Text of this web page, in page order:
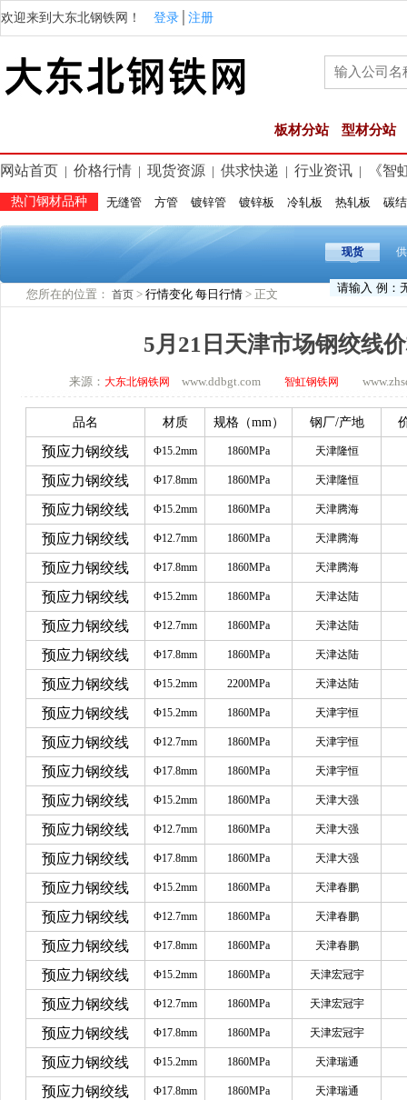
欢迎来到大东北钢铁网！ 登录 注册
板材分站 型材分站
网站首页 价格行情 现货资源 供求快递 行业资讯 《智
热门钢材品种 无缝管 方管 镀锌管 镀锌板 冷轧板 热轧板 碳
现货
您所在的位置： 首页 > 行情变化 每日行情 > 正文
5月21日天津市场钢绞线
来源： 大东北钢铁网 www.ddbgt.com 智虹钢铁网
品名 材质 规格（mm） 钢厂/产地
预应力钢绞线 Φ15.2mm 1860MPa 天津隆恒
预应力钢绞线 Φ17.8mm 1860MPa 天津隆恒
预应力钢绞线 Φ15.2mm 1860MPa 天津腾海
预应力钢绞线 Φ12.7mm 1860MPa 天津腾海
预应力钢绞线 Φ17.8mm 1860MPa 天津腾海
预应力钢绞线 Φ15.2mm 1860MPa 天津达陆
预应力钢绞线 Φ12.7mm 1860MPa 天津达陆
预应力钢绞线 Φ17.8mm 1860MPa 天津达陆
预应力钢绞线 Φ15.2mm 2200MPa 天津达陆
预应力钢绞线 Φ15.2mm 1860MPa 天津宇恒
预应力钢绞线 Φ12.7mm 1860MPa 天津宇恒
预应力钢绞线 Φ17.8mm 1860MPa 天津宇恒
预应力钢绞线 Φ15.2mm 1860MPa 天津大强
预应力钢绞线 Φ12.7mm 1860MPa 天津大强
预应力钢绞线 Φ17.8mm 1860MPa 天津大强
预应力钢绞线 Φ15.2mm 1860MPa 天津春鹏
预应力钢绞线 Φ12.7mm 1860MPa 天津春鹏
预应力钢绞线 Φ17.8mm 1860MPa 天津春鹏
预应力钢绞线 Φ15.2mm 1860MPa 天津宏冠宇
预应力钢绞线 Φ12.7mm 1860MPa 天津宏冠宇
预应力钢绞线 Φ17.8mm 1860MPa 天津宏冠宇
预应力钢绞线 Φ15.2mm 1860MPa 天津瑞通
预应力钢绞线 Φ17.8mm 1860MPa 天津瑞通